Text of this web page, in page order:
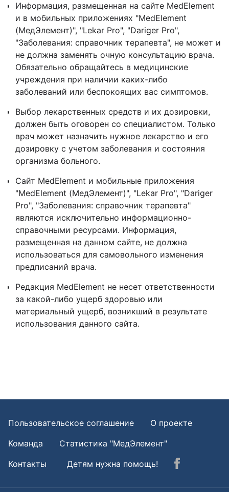
Информация, размещенная на сайте MedElement
и в мобильных приложениях "MedElement
(МедЭлемент)", "Lekar Pro", "Dariger Pro",
"Заболевания: справочник терапевта", не может и
не должна заменять очную консультацию врача.
Обязательно обращайтесь в медицинские
учреждения при наличии каких-либо
заболеваний или беспокоящих вас симптомов.
Выбор лекарственных средств и их дозировки,
должен быть оговорен со специалистом. Только
врач может назначить нужное лекарство и его
дозировку с учетом заболевания и состояния
организма больного.
Сайт MedElement и мобильные приложения
"MedElement (МедЭлемент)", "Lekar Pro", "Dariger
Pro", "Заболевания: справочник терапевта"
являются исключительно информационно-
справочными ресурсами. Информация,
размещенная на данном сайте, не должна
использоваться для самовольного изменения
предписаний врача.
Редакция MedElement не несет ответственности
за какой-либо ущерб здоровью или
материальный ущерб, возникший в результате
использования данного сайта.
Пользовательское соглашение
О проекте
Команда
Статистика "МедЭлемент"
Контакты
Детям нужна помощь!